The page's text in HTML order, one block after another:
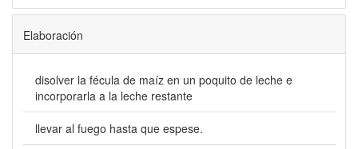
Elaboración
disolver la fécula de maíz en un poquito de leche e
incorporarla a la leche restante
llevar al fuego hasta que espese.